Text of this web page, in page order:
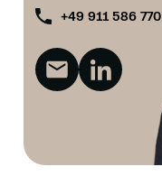
+49 911 586 770